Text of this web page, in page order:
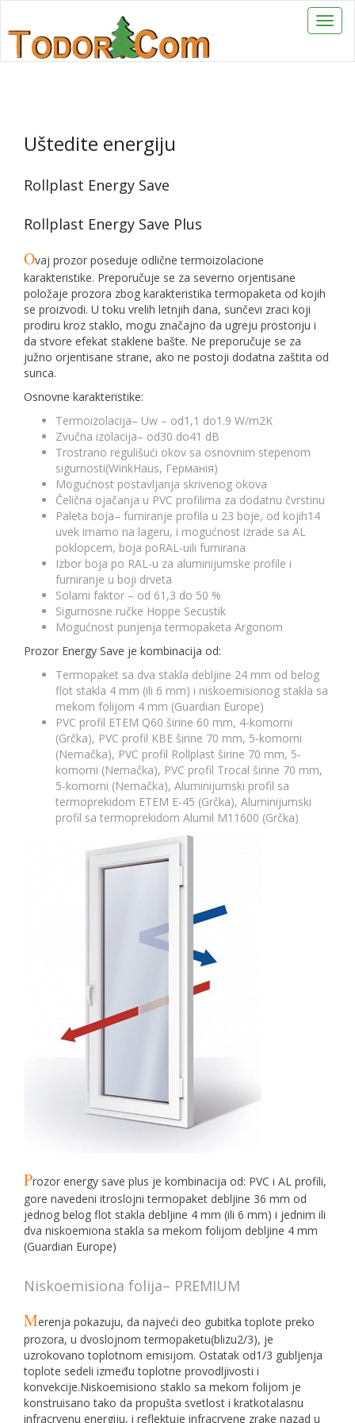
Uštedite energiju
Rollplast Energy Save
Rollplast Energy Save Plus
Ovaj prozor poseduje odlične termoizolacione
karakteristike. Preporučuje se za severno orjentisane
položaje prozora zbog karakteristika termopaketa od kojih
se proizvodi. U toku vrelih letnjih dana, sunčevi zraci koji
prodiru kroz staklo, mogu značajno da ugreju prostoriju i
da stvore efekat staklene bašte. Ne preporučuje se za
južno orjentisane strane, ako ne postoji dodatna zaštita od
sunca.
Osnovne karakteristike:
Termoizolacija– Uw – od1,1 do1.9 W/m2K
Zvučna izolacija– od30 do41 dB
Trostrano regulišući okov sa osnovnim stepenom
sigurnosti(WinkHaus, Германiя)
Mogućnost postavljanja skrivenog okova
Čelična ojačanja u PVC profilima za dodatnu čvrstinu
Paleta boja– furniranje profila u 23 boje, od kojih14
uvek imamo na lageru, i mogućnost izrade sa AL
poklopcem, boja poRAL-uili furnirana
Izbor boja po RAL-u za aluminijumske profile i
furniranje u boji drveta
Solarni faktor – od 61,3 do 50 %
Sigurnosne ručke Hoppe Secustik
Mogućnost punjenja termopaketa Argonom
Prozor Energy Save je kombinacija od:
Termopaket sa dva stakla debljine 24 mm od belog
flot stakla 4 mm (ili 6 mm) i niskoemisionog stakla sa
mekom folijom 4 mm (Guardian Europe)
PVC profil ETEM Q60 širine 60 mm, 4-komorni
(Grčka), PVC profil KBE širine 70 mm, 5-komorni
(Nemačka), PVC profil Rollplast širine 70 mm, 5-
komorni (Nemačka), PVC profil Trocal širine 70 mm,
5-komorni (Nemačka), Aluminijumski profil sa
termoprekidom ETEM Е-45 (Grčka), Aluminijumski
profil sa termoprekidom Alumil M11600 (Grčka)
Prozor energy save plus je kombinacija od: PVC i AL profili,
gore navedeni itroslojni termopaket debljine 36 mm od
jednog belog flot stakla debljine 4 mm (ili 6 mm) i jednim ili
dva niskoemiona stakla sa mekom folijom debljine 4 mm
(Guardian Europe)
Niskoemisiona folija– PREMIUM
Merenja pokazuju, da najveći deo gubitka toplote preko
prozora, u dvoslojnom termopaketu(blizu2/3), je
uzrokovano toplotnom emisijom. Ostatak od1/3 gubljenja
toplote sedeli između toplotne provodljivosti i
konvekcije.Niskoemisiono staklo sa mekom folijom je
konstruisano tako da propušta svetlost i kratkotalasnu
infracrvenu energiju, i reflektuje infracrvene zrake nazad u